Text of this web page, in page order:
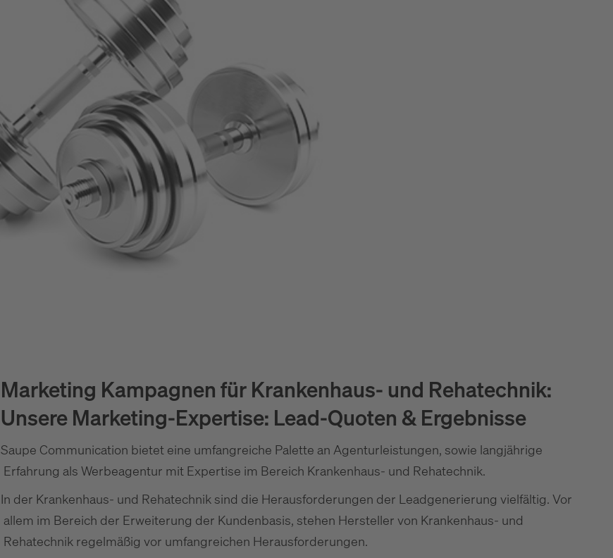
Marketing Kampagnen für Krankenhaus- und Rehatechnik:
Unsere Marketing-Expertise: Lead-Quoten & Ergebnisse
Saupe Communication bietet eine umfangreiche Palette an Agenturleistungen, sowie langjährige
Erfahrung als Werbeagentur mit Expertise im Bereich Krankenhaus- und Rehatechnik.
In der Krankenhaus- und Rehatechnik sind die Herausforderungen der Leadgenerierung vielfältig. Vor
allem im Bereich der Erweiterung der Kundenbasis, stehen Hersteller von Krankenhaus- und
Rehatechnik regelmäßig vor umfangreichen Herausforderungen.